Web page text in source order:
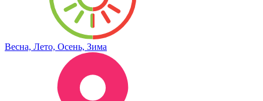
Весна, Лето, Осень, Зима